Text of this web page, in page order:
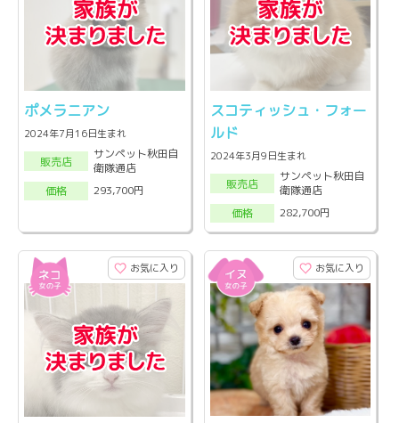
ポメラニアン
2024年7月16日生まれ
販売店
サンペット秋田自
衛隊通店
価格
293,700円
スコティッシュ・フォー
ルド
2024年3月9日生まれ
販売店
サンペット秋田自
衛隊通店
価格
282,700円
お気に入り お気に入り